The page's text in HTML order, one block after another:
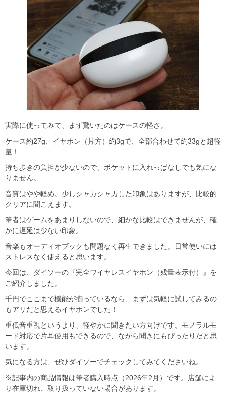
実際に使ってみて、まず驚いたのはケースの軽さ。
ケース約27g、イヤホン（片方）約3gで、全部合わせて約33gと超軽
量！
持ち歩きの負担が少ないので、ポケットに入れっぱなしでも気にな
りません。
音質はやや軽め。少しシャカシャカした印象はありますが、比較的
クリアに聞こえます。
筆者はゲームをあまりしないので、細かな比較はできませんが、確
かに遅延は少ない印象。
音楽もオーディオブックも問題なく再生できました。日常使いには
ストレスなく使えると思います。
今回は、ダイソーの『完全ワイヤレスイヤホン（残量表示付）』を
ご紹介しました。
千円でここまで機能が揃っているなら、まずは気軽に試してみるの
もアリだと思えるイヤホンでした！
重低音重視というより、軽やかに聞きたい方向けです。モノラルモ
ード対応で片耳使用もできるので、ながら聞きにもぴったりだと思
います。
気になる方は、ぜひダイソーでチェックしてみてくださいね。
※記事内の商品情報は筆者購入時点（2026年2月）です。店舗によ
り在庫切れ、取り扱っていない場合があります。